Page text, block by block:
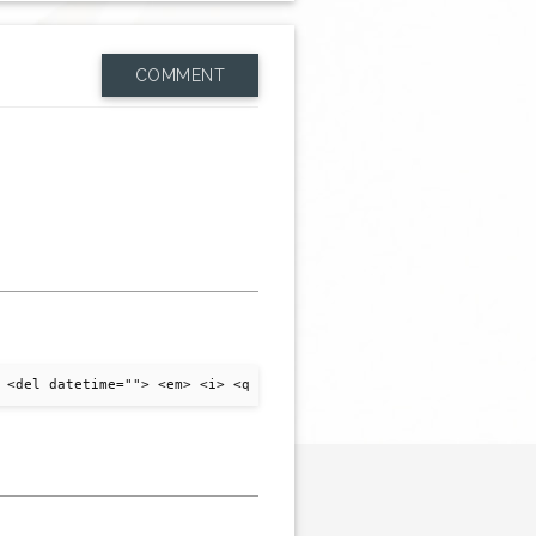
COMMENT
datetime=""> <em> <i> <q cite=""> <strike> <strong>